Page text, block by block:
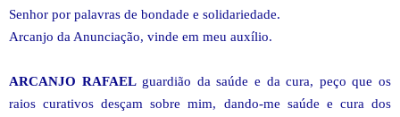
Senhor por palavras de bondade e solidariedade.
Arcanjo da Anunciação, vinde em meu auxílio.
ARCANJO RAFAELguardião da saúde e da cura, peço que os
raios curativos desçam sobre mim, dando-me saúde e cura dos